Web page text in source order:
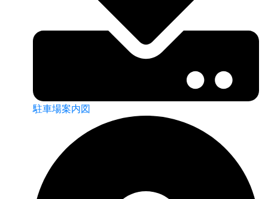
駐車場案内図